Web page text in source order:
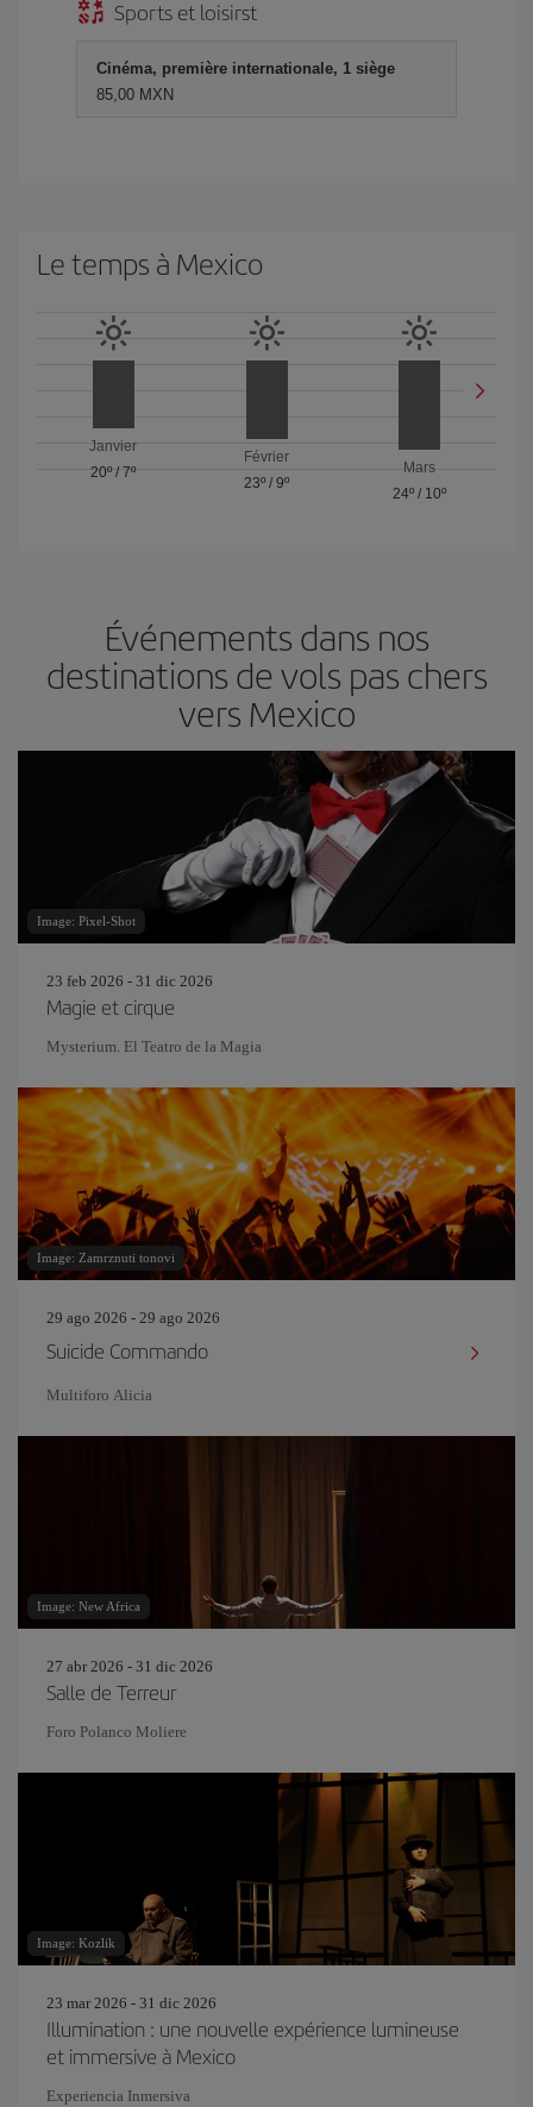
Sports et loisirst
Cinéma, première internationale, 1 siège
85,00 MXN
Le temps à Mexico
Janvier
20º/7º
Février
23º / 9º
Mars
24º / 10º
Événements dans nos
destinations de vols pas chers
vers Mexico
Image: Pixel-Shot
23 feb 2026 - 31 dic 2026
Magie et cirque
Mysterium. El Teatro de la Magia
Image: Zamrznuti tonovi
29 ago 2026 - 29 ago 2026
Suicide Commando
Multiforo Alicia
Image: New Africa
27 abr 2026 - 31 dic 2026
Salle de Terreur
Foro Polanco Moliere
Image: Kozlik
23 mar 2026 - 31 dic 2026
Illumination : une nouvelle expérience lumineuse
et immersive à Mexico
Experiencia Inmersiva